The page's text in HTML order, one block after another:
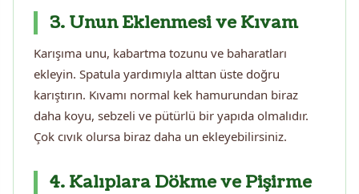
3. Unun Eklenmesi ve Kıvam
Karışıma unu, kabartma tozunu ve baharatları
ekleyin. Spatula yardımıyla alttan üste doğru
karıştırın. Kıvamı normal kek hamurundan biraz
daha koyu, sebzeli ve pütürlü bir yapıda olmalıdır.
Çok cıvık olursa biraz daha un ekleyebilirsiniz.
4. Kalıplara Dökme ve Pişirme